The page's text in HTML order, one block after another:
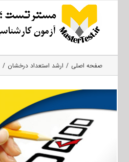
صفحه اصلی ارشد استعداد درخشان